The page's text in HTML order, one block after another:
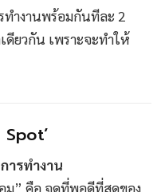
ทำงานพร้อมกันทีละ 2
ดียวกัน เพราะจะทำให้
ารทำงาน
ม” คือ จุดที่พอดีที่สุดของ